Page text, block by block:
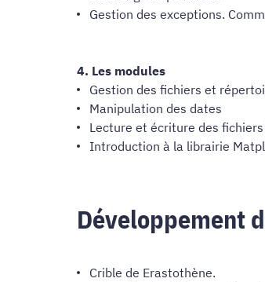
Gestion des exceptions.
4. Les modules
Gestion des fichiers et
Manipulation des dates
Lecture et écriture des fichiers
Introduction à la librairie
Développement
Crible de Erastothène.